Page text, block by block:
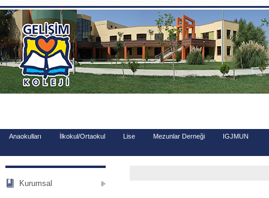
.
Anaokulları İlkokul/Ortaokul Lise Mezunlar Derneği IGJMUN
Kurumsal